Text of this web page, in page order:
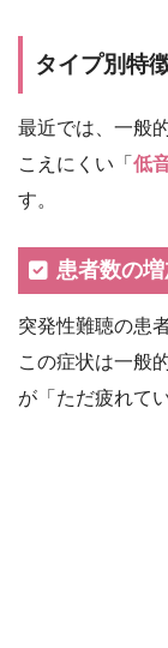
タイプ別特
最近では、一般
こえにくい「 低
す。
患者数の
突発性難聴の患
この症状は一般
が「ただ疲れて